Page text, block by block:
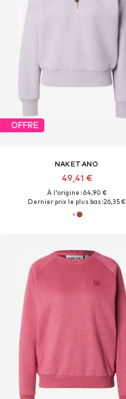
OFFRE
NAKETANO
49,41 €
À l'origine : 64,90 €
Dernier prix le plus bas :26,35 €